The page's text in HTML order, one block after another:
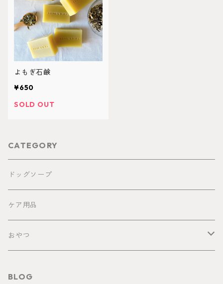
よもぎ石鹸
¥650
SOLD OUT
CATEGORY
ドッグソープ
ケア用品
おやつ
BLOG